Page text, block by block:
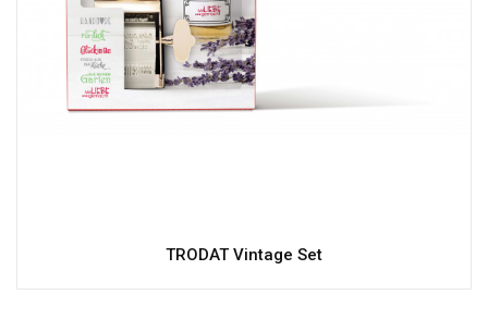
TRODAT Vintage Set